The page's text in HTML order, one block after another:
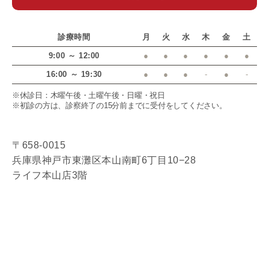
診療時間 月 火 水 木 金 土
9:00 ～ 12:00 ● ● ● ● ● ●
16:00 ～ 19:30 ● ● ● - ● -
※休診日：木曜午後・土曜午後・日曜・祝日
※初診の方は、診察終了の15分前までに受付をしてください。
〒658-0015
兵庫県神戸市東灘区本山南町6丁目10−28
ライフ本山店3階